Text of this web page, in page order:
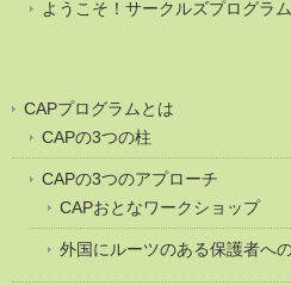
ようこそ！サークルズプログラ
CAPプログラムとは
CAPの3つの柱
CAPの3つのアプローチ
CAPおとなワークショップ
外国にルーツのある保護者へ